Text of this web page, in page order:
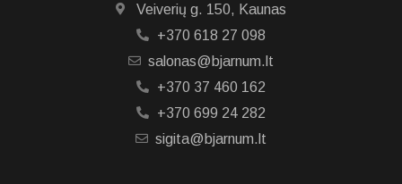
Veiverių g. 150, Kaunas
+370 618 27 098
salonas@bjarnum.lt
+370 37 460 162
+370 699 24 282
sigita@bjarnum.lt